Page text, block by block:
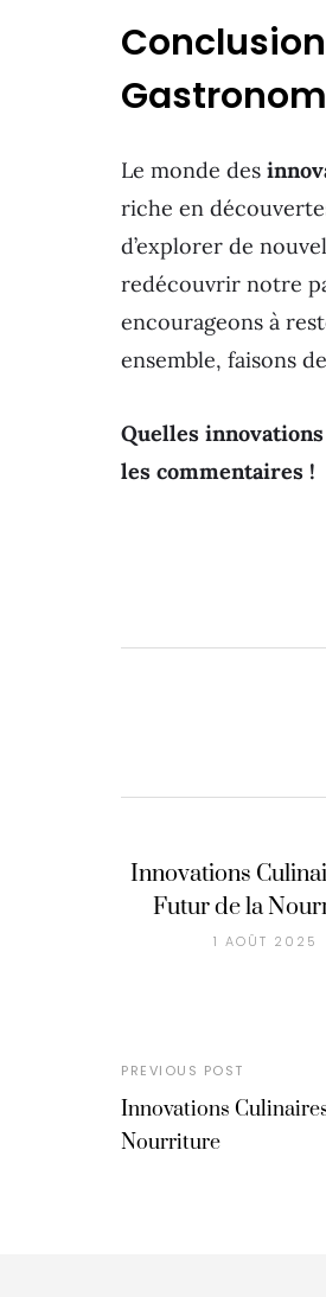
Le monde des
riche en
d’explorer de
redécouvrir notre
encourageons à
ensemble, faisons
Quelles
les commentaires !
Innovations
Futur de la
1 AOÛT 2025
PREVIOUS POST
Innovations
Nourriture